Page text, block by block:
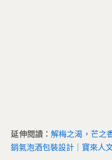
延伸閱讀：解梅之渴，芒之
銷氣泡酒包裝設計｜寶來人